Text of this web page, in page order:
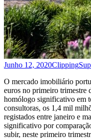
Junho 12, 2020Clipping
O mercado imobiliário
euros no primeiro trimestre
homólogo significativo em
consultoras, os 1,4 mil
registados entre janeiro e
significativo por
subir, neste primeiro